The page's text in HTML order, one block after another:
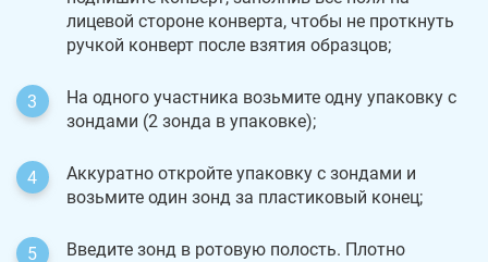
лицевой стороне конверта, чтобы не проткнуть
ручкой конверт после взятия образцов;
На одного участника возьмите одну упаковку с
зондами (2 зонда в упаковке);
Аккуратно откройте упаковку с зондами и
возьмите один зонд за пластиковый конец;
Введите зонд в ротовую полость. Плотно